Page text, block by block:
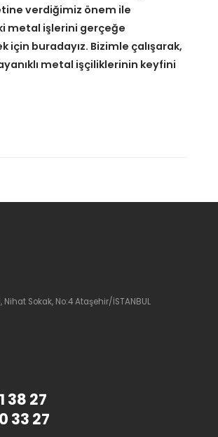
verdiğimiz önem ile
metal işlerini gerçeğe
için buradayız. Bizimle çalışarak,
metal işçiliklerinin keyfini
Nihat Sokak, No:4 Ataşehir/İSTANBUL
38 27
33 27